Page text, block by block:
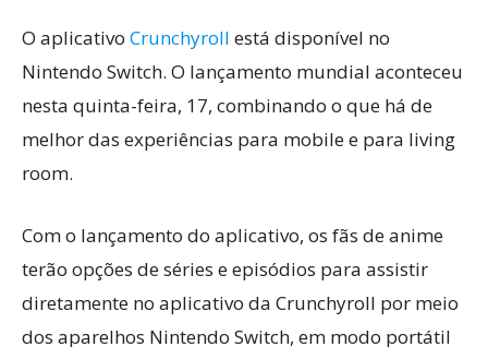
O aplicativo Crunchyroll está disponível no
Nintendo Switch. O lançamento mundial aconteceu
nesta quinta-feira, 17, combinando o que há de
melhor das experiências para mobile e para living
room.
Com o lançamento do aplicativo, os fãs de anime
terão opções de séries e episódios para assistir
diretamente no aplicativo da Crunchyroll por meio
dos aparelhos Nintendo Switch, em modo portátil